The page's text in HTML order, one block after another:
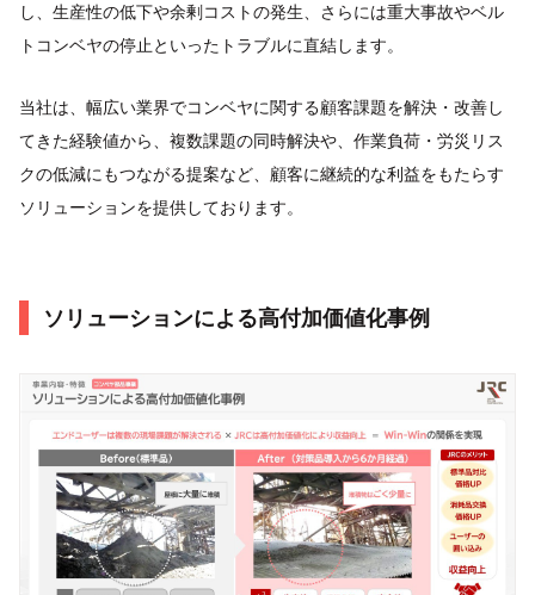
し、生産性の低下や余剰コストの発生、さらには重大事故やベル
トコンベヤの停止といったトラブルに直結します。
当社は、幅広い業界でコンベヤに関する顧客課題を解決・改善し
てきた経験値から、複数課題の同時解決や、作業負荷・労災リス
クの低減にもつながる提案など、顧客に継続的な利益をもたらす
ソリューションを提供しております。
ソリューションによる高付加価値化事例